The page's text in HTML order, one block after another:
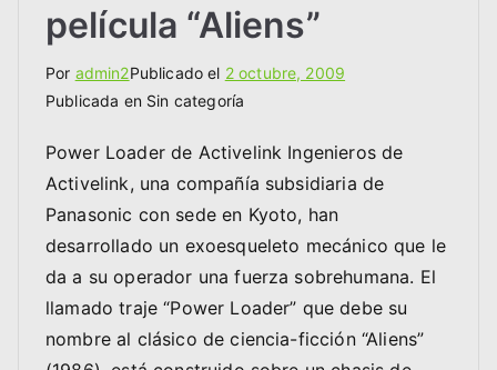
película “Aliens”
Por admin2Publicado el 2 octubre, 2009
Publicada en Sin categoría
Power Loader de Activelink Ingenieros de
Activelink, una compañía subsidiaria de
Panasonic con sede en Kyoto, han
desarrollado un exoesqueleto mecánico que le
da a su operador una fuerza sobrehumana. El
llamado traje “Power Loader” que debe su
nombre al clásico de ciencia-ficción “Aliens”